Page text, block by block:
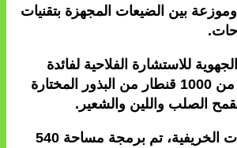
بين الضيعات المجهزة بتقنيات
للاستشارة الفلاحية لفائدة
منتجي الحبوب أزيد من 1000 قنطار من البذور المختارة
الصلب واللين والشعير.
وبخصوص الخضروات الخريفية، تم برمجة مساحة 540